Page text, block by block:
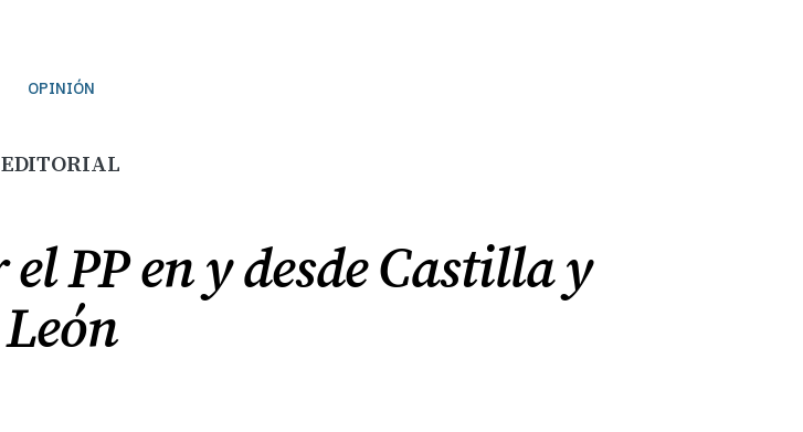
OPINIÓN
EDITORIAL
PP en y desde Castilla y
León